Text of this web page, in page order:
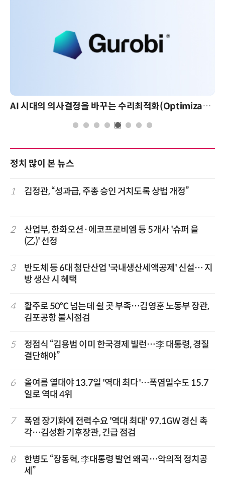
AI 시대의 의사결정을 바꾸는 수리최적화(Optimization): 실제 산업 적용 사례와 활용 전략
정치 많이 본 뉴스
1 김정관, “성과급, 주총 승인 거치도록 상법 개정”
2
산업부, 한화오션·에코프로비엠 등 5개사 '슈퍼 을
(乙)' 선정
3
반도체 등 6대 첨단산업 '국내생산세액공제' 신설… 지
방 생산 시 혜택
4
활주로 50℃ 넘는데 쉴 곳 부족…김영훈 노동부 장관,
김포공항 불시점검
5
정점식 “김용범 이미 한국경제 빌런…李 대통령, 경질
결단해야”
6
올여름 열대야 13.7일 '역대 최다'…폭염일수도 15.7
일로 역대 4위
7
폭염 장기화에 전력수요 '역대 최대' 97.1GW 경신 촉
각…김성환 기후장관, 긴급 점검
8
한병도 “장동혁, 李대통령 발언 왜곡…악의적 정치공
세”